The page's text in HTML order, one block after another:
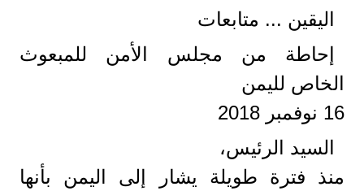
اليقين ... متابعات
إحاطة من مجلس الأمن للمبعوث
الخاص لليمن
16 نوفمبر 2018
السيد الرئيس،
منذ فترة طويلة يشار إلى اليمن بأنها